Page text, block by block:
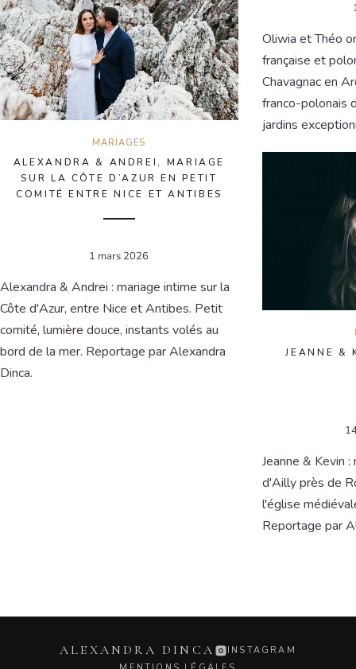
Oliwia et Théo
française et
Chavagnac en
franco-polonais
jardins
MARIAGES
ALEXANDRA & ANDREI, MARIAGE
SUR LA CÔTE D’AZUR EN PETIT
COMITÉ ENTRE NICE ET ANTIBES
1 mars 2026
Alexandra & Andrei : mariage intime sur la
Côte d'Azur, entre Nice et Antibes. Petit
comité, lumière douce, instants volés au
bord de la mer. Reportage par Alexandra
Dinca.
JEANNE &
Jeanne & Kevin
d'Ailly près de
l'église
Reportage par
ALEXANDRA DINCA
INSTAGRAM